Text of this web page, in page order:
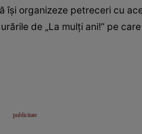
organizeze petreceri cu
de „La mulți ani!” pe